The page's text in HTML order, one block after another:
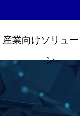
産業向けソリュー
ン